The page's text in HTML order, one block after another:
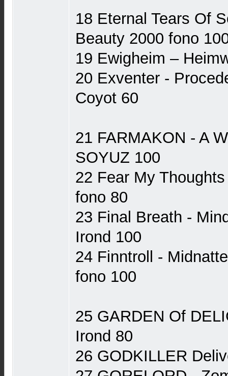
18 Eternal Tears Of
Beauty 2000 fono
19 Ewigheim ‎–
20 Exventer -
Coyot 60
21 FARMAKON - A
SOYUZ 100
22 Fear My
fono 80
23 Final Breath -
Irond 100
24 Finntroll -
fono 100
25 GARDEN Of
Irond 80
26 GODKILLER